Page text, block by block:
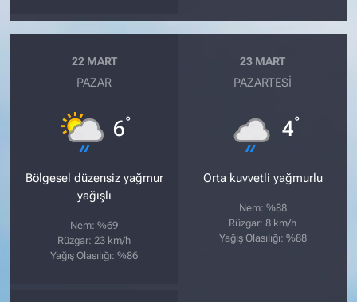
22 MART
PAZAR
6°
Bölgesel düzensiz yağmur
yağışlı
Nem: %69
Rüzgar: 23 km/h
Yağış Olasılığı: %86
23 MART
PAZARTESI
4°
Orta kuvvetli yağmurlu
Nem: %88
Rüzgar: 8 km/h
Yağış Olasılığı: %88